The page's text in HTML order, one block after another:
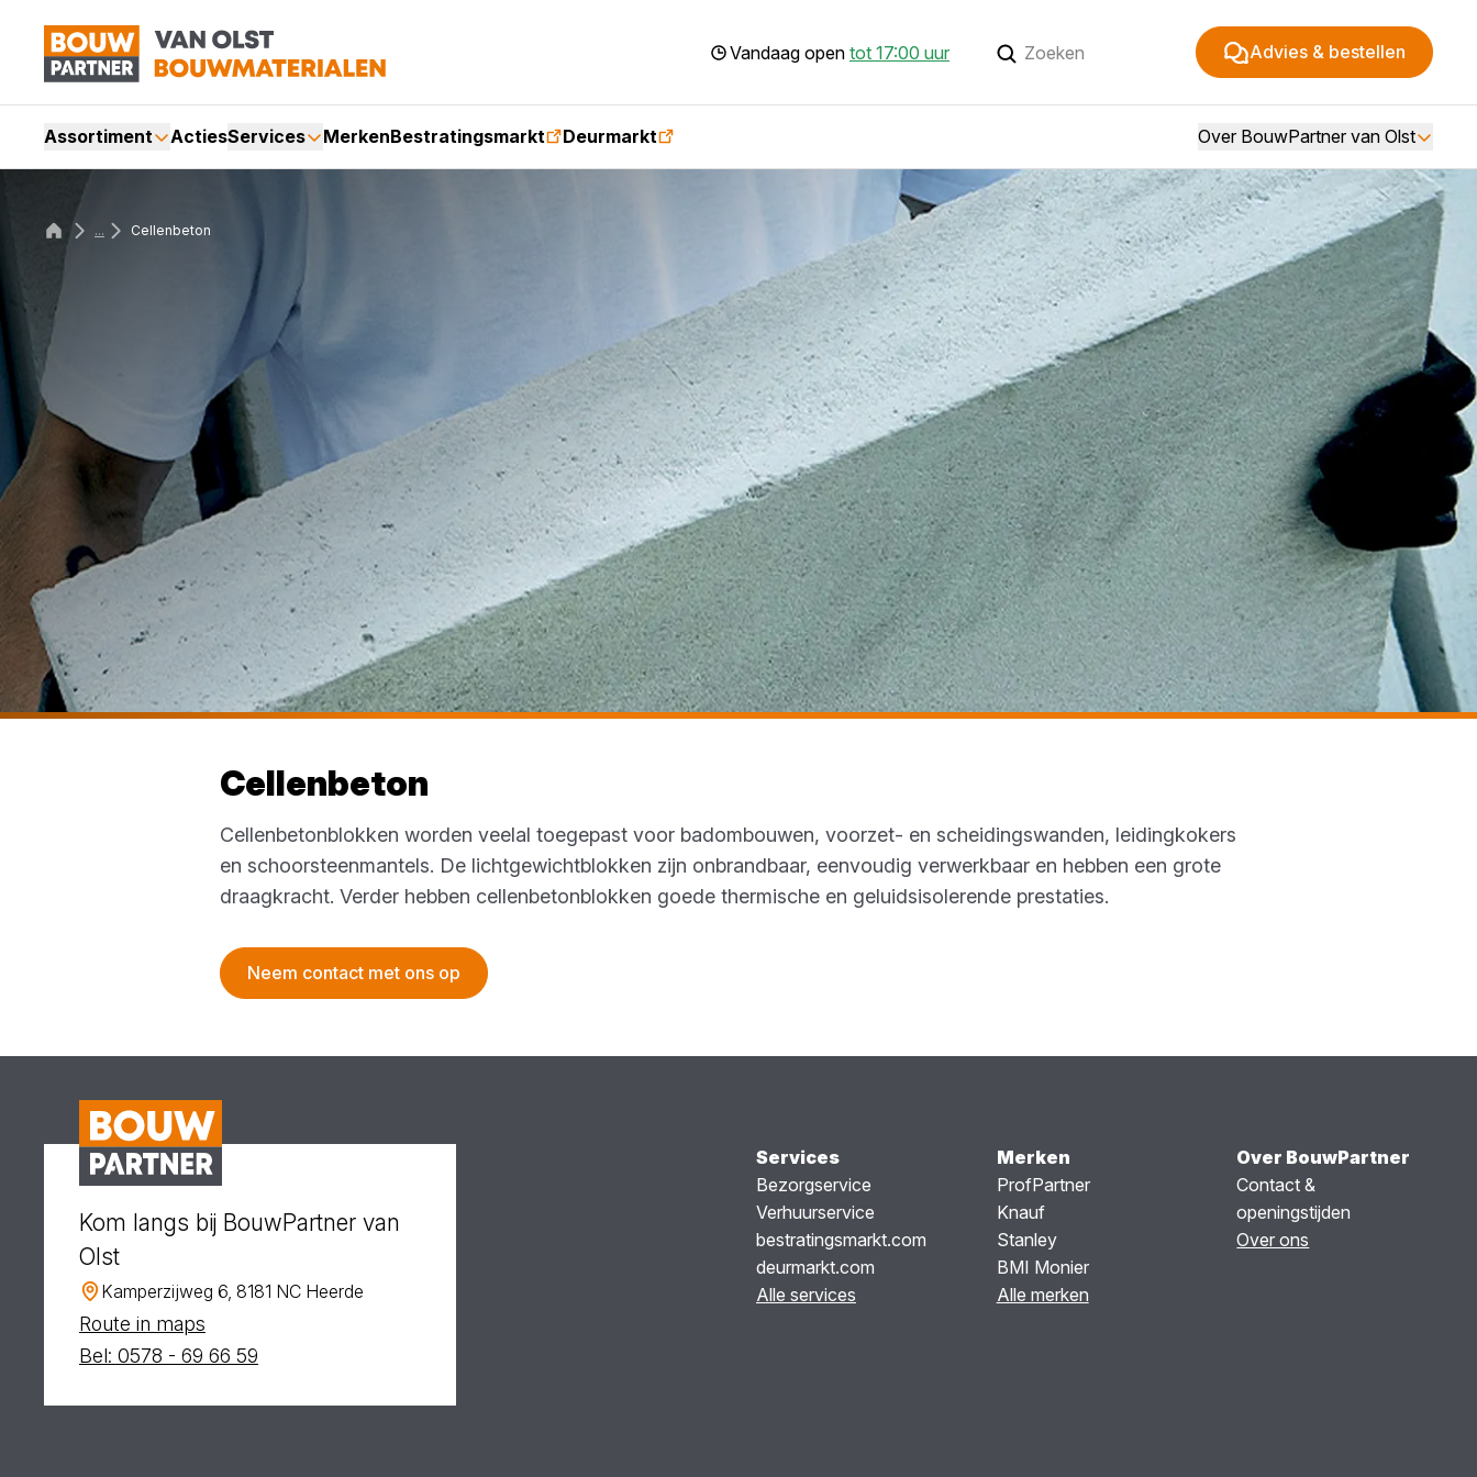
Vandaag open tot 17:00 uur Advies & bestellen
Assortiment ActiesServices MerkenBestratingsmarkt Deurmarkt Over BouwPartner van Olst
... Cellenbeton
Cellenbeton
Cellenbetonblokken worden veelal toegepast voor badombouwen, voorzet- en scheidingswanden, leidingkokers
en schoorsteenmantels. De lichtgewichtblokken zijn onbrandbaar, eenvoudig verwerkbaar en hebben een grote
draagkracht. Verder hebben cellenbetonblokken goede thermische en geluidsisolerende prestaties.
Neem contact met ons op
Kom langs bij BouwPartner van
Olst
Kamperzijweg 6, 8181 NC Heerde
Route in maps
Bel: 0578 - 69 66 59
Services
Bezorgservice
Verhuurservice
bestratingsmarkt.com
deurmarkt.com
Alle services
Merken
ProfPartner
Knauf
Stanley
BMI Monier
Alle merken
Over BouwPartner
Contact &
openingstijden
Over ons